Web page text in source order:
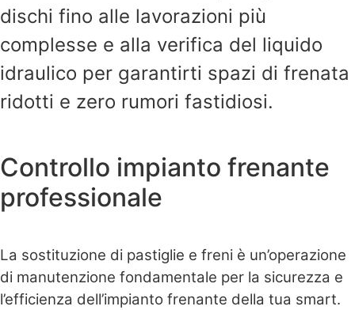
dischi fino alle lavorazioni più
complesse e alla verifica del liquido
idraulico per garantirti spazi di frenata
ridotti e zero rumori fastidiosi.
Controllo impianto frenante
professionale
La sostituzione di pastiglie e freni è un’operazione
di manutenzione fondamentale per la sicurezza e
l’efficienza dell’impianto frenante della tua smart.